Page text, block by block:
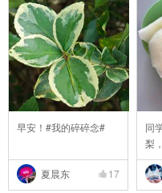
早安！#我的碎碎念#
夏晨东 17
同
梨
..